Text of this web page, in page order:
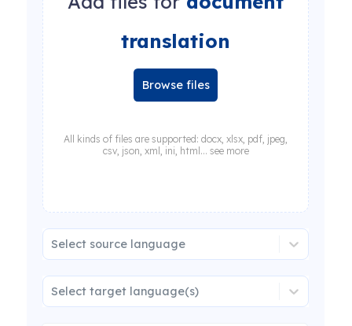
translation
Browse files
All kinds of files are supported: docx, xlsx, pdf, jpeg,
csv, json, xml, ini, html... see more
Select source language
Select target language(s)